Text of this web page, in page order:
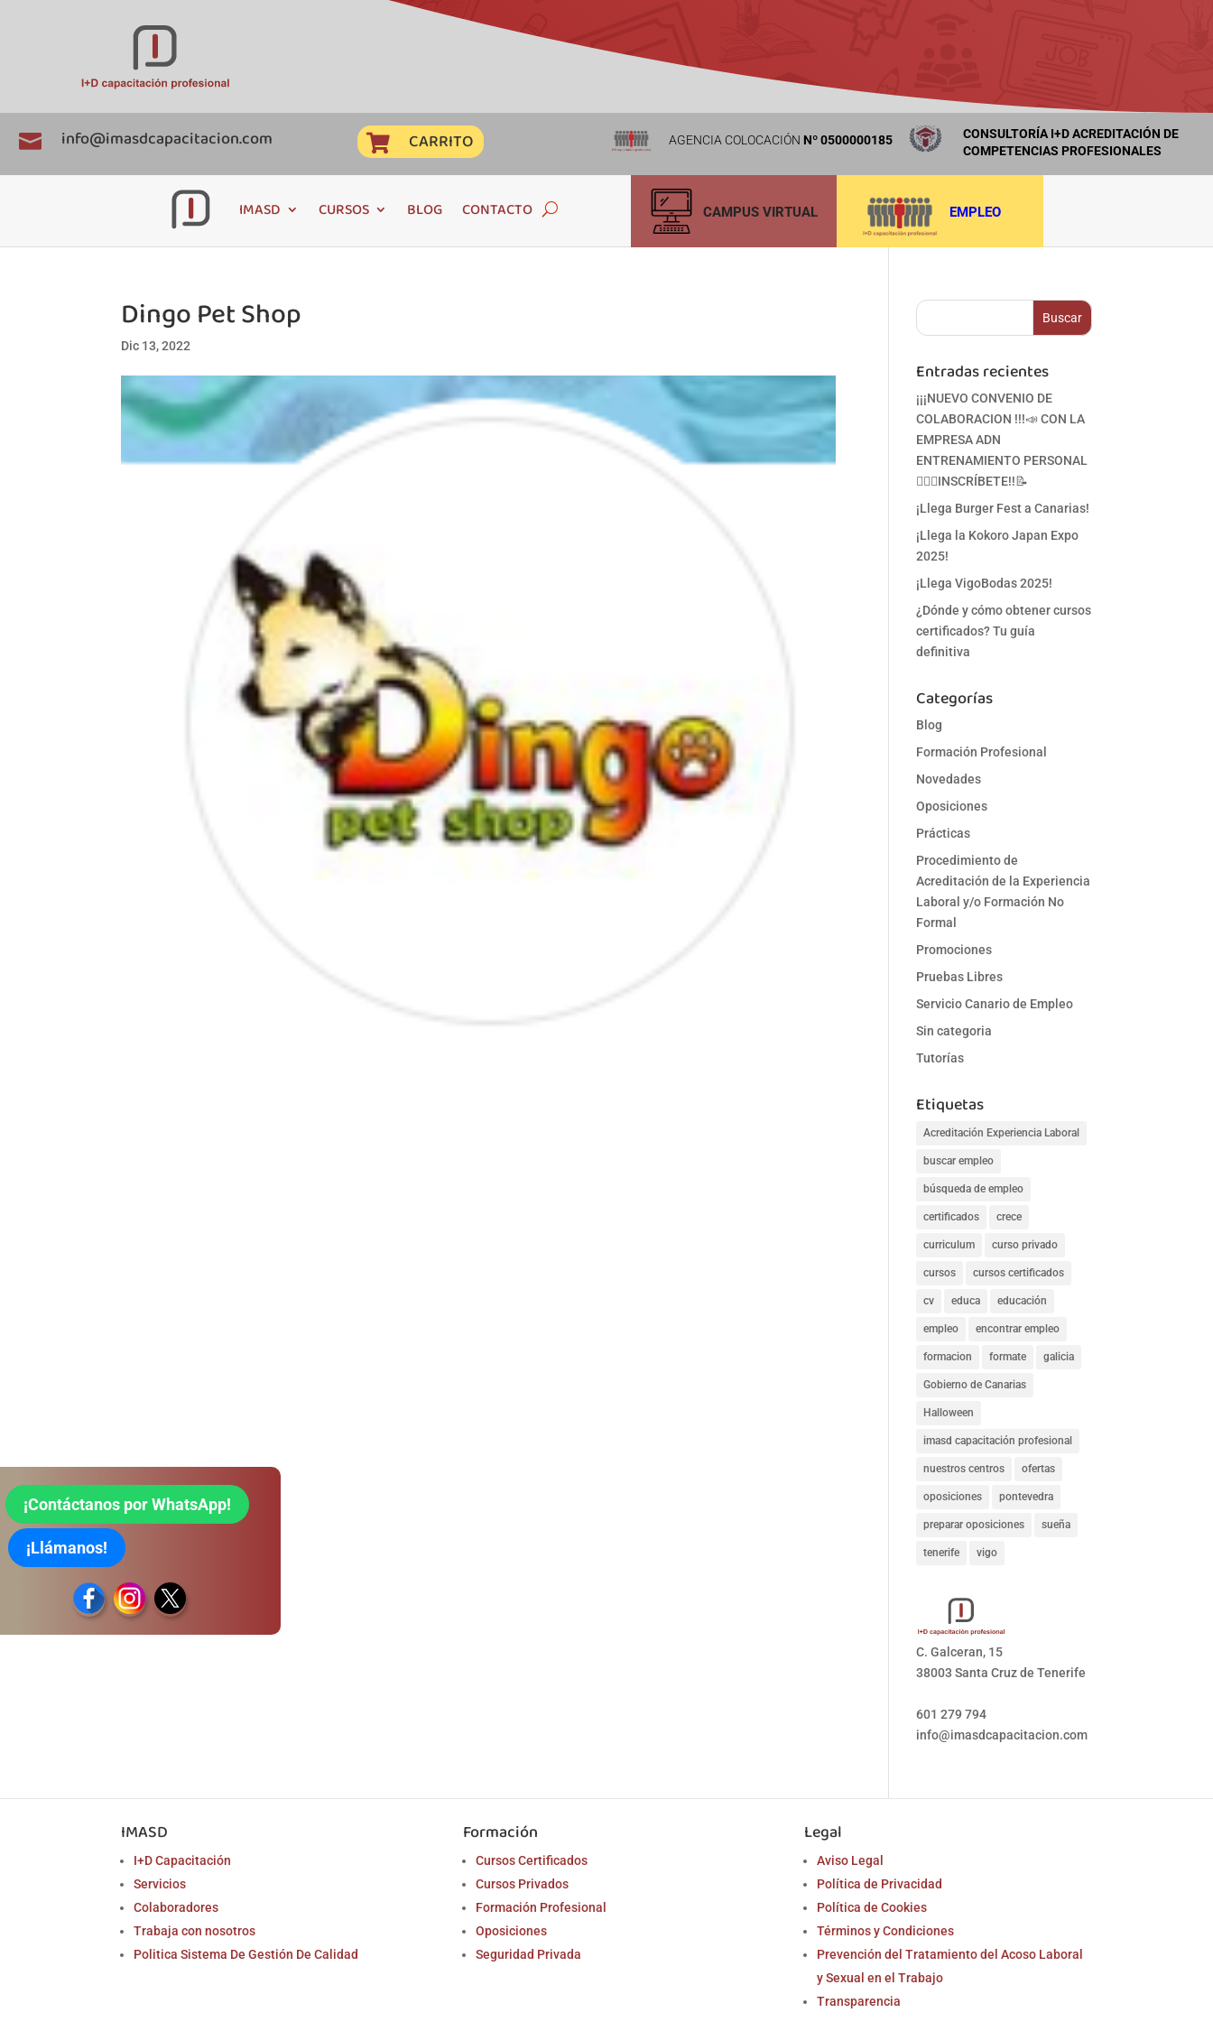
 info@imasdcapacitacion.com  CARRITO AGENCIA COLOCACIÓN Nº 0500000185
CONSULTORÍA I+D ACREDITACIÓN DE
COMPETENCIAS PROFESIONALES
IMASD CURSOS BLOG CONTACTO EMPLEO
CAMPUS VIRTUAL
Dingo Pet Shop
Dic 13, 2022
Entradas recientes
¡¡¡NUEVO CONVENIO DE
COLABORACION !!!📣 CON LA
EMPRESA ADN
ENTRENAMIENTO PERSONAL
🏋‍♀🥋INSCRÍBETE!!📝
¡Llega Burger Fest a Canarias!
¡Llega la Kokoro Japan Expo
2025!
¡Llega VigoBodas 2025!
¿Dónde y cómo obtener cursos
certificados? Tu guía
definitiva
Categorías
Blog
Formación Profesional
Novedades
Oposiciones
Prácticas
Procedimiento de
Acreditación de la Experiencia
Laboral y/o Formación No
Formal
Promociones
Pruebas Libres
Servicio Canario de Empleo
Sin categoria
Tutorías
Etiquetas
Acreditación Experiencia Laboral
buscar empleo
búsqueda de empleo
certificados crece
curriculum curso privado
cursos cursos certificados
cv educa educación
empleo encontrar empleo
formacion formate galicia
Gobierno de Canarias
Halloween
imasd capacitación profesional
nuestros centros ofertas
oposiciones pontevedra
preparar oposiciones sueña
tenerife vigo
C. Galceran, 15
38003 Santa Cruz de Tenerife
601 279 794
info@imasdcapacitacion.com
IMASD
I+D Capacitación
Servicios
Colaboradores
Trabaja con nosotros
Politica Sistema De Gestión De Calidad
Formación
Cursos Certificados
Cursos Privados
Formación Profesional
Oposiciones
Seguridad Privada
Legal
Aviso Legal
Política de Privacidad
Política de Cookies
Términos y Condiciones
Prevención del Tratamiento del Acoso Laboral
y Sexual en el Trabajo
Transparencia
¡Contáctanos por WhatsApp!
¡Llámanos!